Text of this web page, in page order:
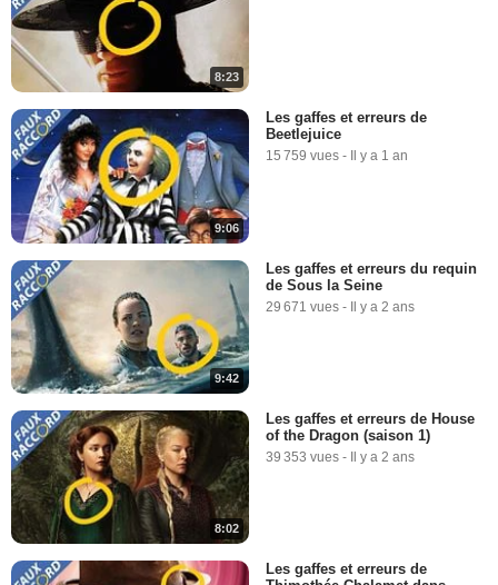
8:23
9:06
Les gaffes et erreurs de
Beetlejuice
15 759 vues - Il y a 1 an
9:42
Les gaffes et erreurs du requin
de Sous la Seine
29 671 vues - Il y a 2 ans
8:02
Les gaffes et erreurs de House
of the Dragon (saison 1)
39 353 vues - Il y a 2 ans
Les gaffes et erreurs de